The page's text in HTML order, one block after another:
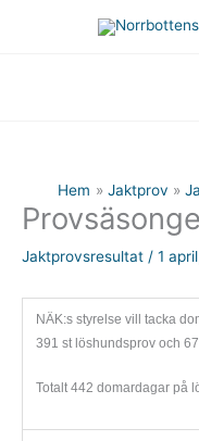
Hem Jaktprov
Jaktprovsresultat / 1
NÄK:s styrelse vill tacka
391 st löshundsprov och
Totalt 442 domardagar på